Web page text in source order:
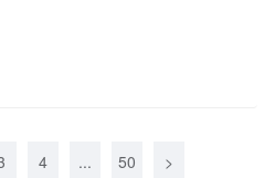
4 ... 50 >